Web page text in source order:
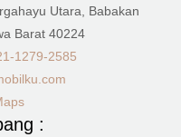
Utara, Babakan
Barat 40224
1279-2585
: